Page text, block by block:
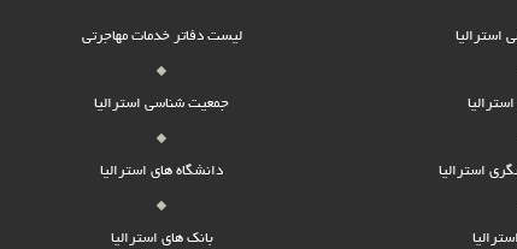
لیست دفاتر خدمات مهاجرتی
جمعیت شناسی استرالیا
دانشگاه های استرالیا
بانک های استرالیا
استرالیا
استرالیا